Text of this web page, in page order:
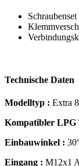
Technische Daten
Modelltyp : Extra
Kompatibler LPG
Einbauwinkel :
Eingang : M12x1